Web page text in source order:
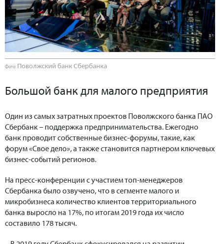
Фото: Поволжский банк Сбербанка
Большой банк для малого предприятия
Один из самых затратных проектов Поволжского банка ПАО
Сбербанк – поддержка предпринимательства. Ежегодно
банк проводит собственные бизнес-форумы, такие, как
форум «Свое дело», а также становится партнером ключевых
бизнес-событий регионов.
На пресс-конференции с участием топ-менеджеров
Сбербанка было озвучено, что в сегменте малого и
микробизнеса количество клиентов территориального
банка выросло на 17%, по итогам 2019 года их число
составило 178 тысяч.